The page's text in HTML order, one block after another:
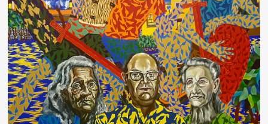
Каталог Художники
О нас Услуги
События Контакты